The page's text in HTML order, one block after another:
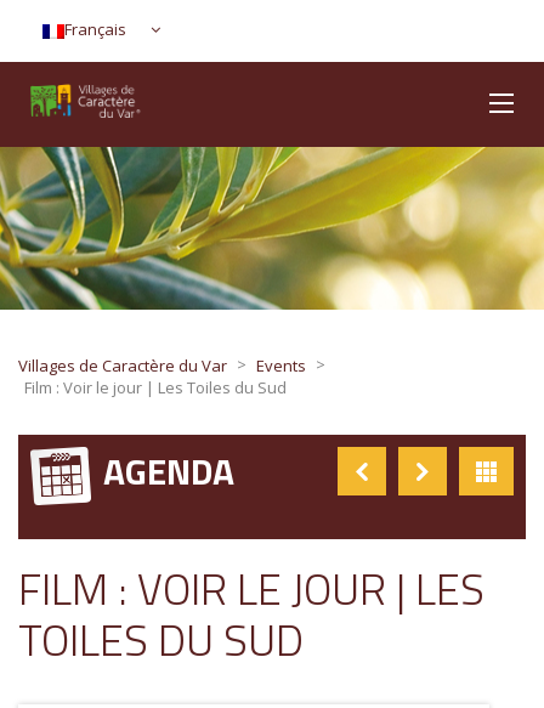
Français
Villages de Caractère du Var > Events >
Film : Voir le jour | Les Toiles du Sud
AGENDA
FILM : VOIR LE JOUR | LES
TOILES DU SUD